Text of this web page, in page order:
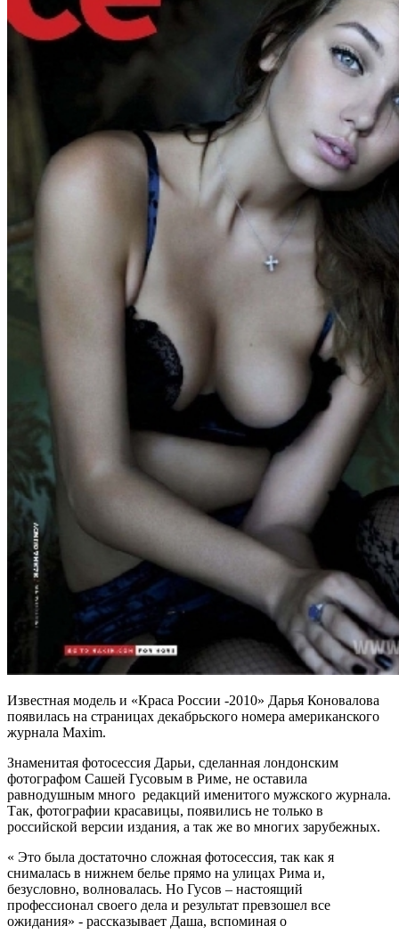
Известная модель и «Краса России -2010» Дарья Коновалова
появилась на страницах декабрьского номера американского
журнала Maxim.
Знаменитая фотосессия Дарьи, сделанная лондонским
фотографом Сашей Гусовым в Риме, не оставила
равнодушным много редакций именитого мужского журнала.
Так, фотографии красавицы, появились не только в
российской версии издания, а так же во многих зарубежных.
« Это была достаточно сложная фотосессия, так как я
снималась в нижнем белье прямо на улицах Рима и,
безусловно, волновалась. Но Гусов – настоящий
профессионал своего дела и результат превзошел все
ожидания» - рассказывает Даша, вспоминая о